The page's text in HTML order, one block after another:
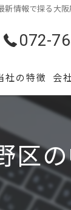
新情報で探る大
072-
社の特徴
中古
仲介
相続
会
区